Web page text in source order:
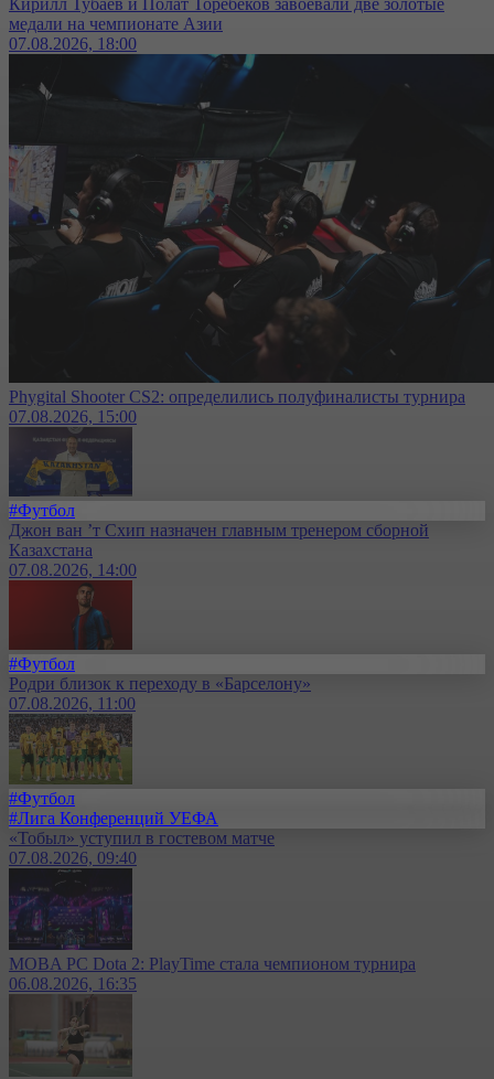
медали на чемпионате Азии
07.08.2026, 18:00
Phygital Shooter CS2: определились полуфиналисты турнира
07.08.2026, 15:00
#Футбол
Джон ван ’т Схип назначен главным тренером сборной
Казахстана
07.08.2026, 14:00
#Футбол
Родри близок к переходу в «Барселону»
07.08.2026, 11:00
#Футбол
#Лига Конференций УЕФА
«Тобыл» уступил в гостевом матче
07.08.2026, 09:40
MOBA PC Dota 2: PlayTime стала чемпионом турнира
06.08.2026, 16:35